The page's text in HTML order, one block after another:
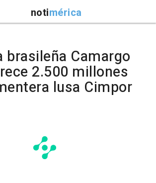
notimérica
brasileña Camargo
2.500 millones
lusa Cimpor